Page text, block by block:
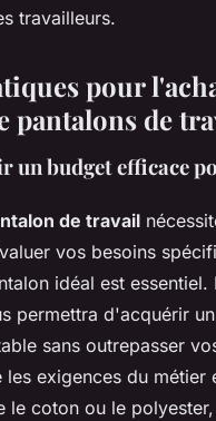
travailleurs.
pour
pantalons de
un budget efficace
de travail
vos besoins
idéal est essentiel.
permettra d'acquérir
sans outrepasser
les exigences du métier
le coton ou le